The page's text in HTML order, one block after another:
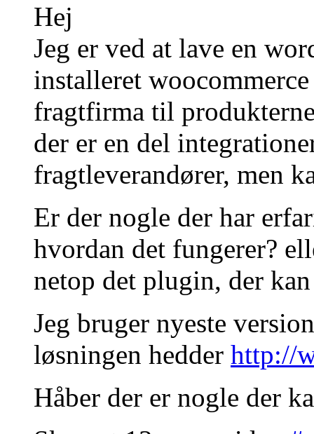
Hej
Jeg er ved at lave en
installeret
fragtfirma til
der er en del
fragtleverandører, men
Er der nogle der har
hvordan det fungerer?
netop det plugin, der
Jeg bruger nyeste
løsningen hedder http://
Håber der er nogle der